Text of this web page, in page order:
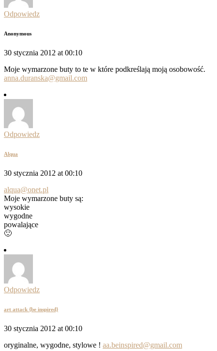
Odpowiedz
Anonymous
30 stycznia 2012 at 00:10
Moje wymarzone buty to te w które podkreślają moją osobowość.
anna.duranska@gmail.com
Odpowiedz
Alqua
30 stycznia 2012 at 00:10
alqua@onet.pl
Moje wymarzone buty są:
wysokie
wygodne
powalające
🙂
Odpowiedz
art attack {be inspired}
30 stycznia 2012 at 00:10
oryginalne, wygodne, stylowe ! aa.beinspired@gmail.com